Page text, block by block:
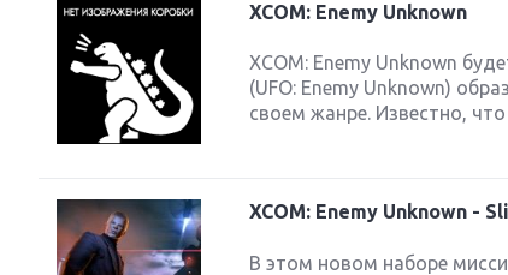
XCOM: Enemy Unknown
XCOM: Enemy Unknown
(UFO: Enemy Unknown)
своем жанре. Известно, что
XCOM: Enemy Unknown -
В этом новом наборе